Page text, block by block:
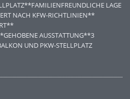
LAGE
NACH KFW-RICHTLINIEN**
AUSSTATTUNG**3
UND PKW-STELLPLATZ